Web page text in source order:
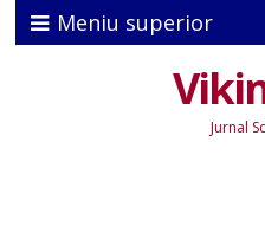
Meniu superior
Jurnal